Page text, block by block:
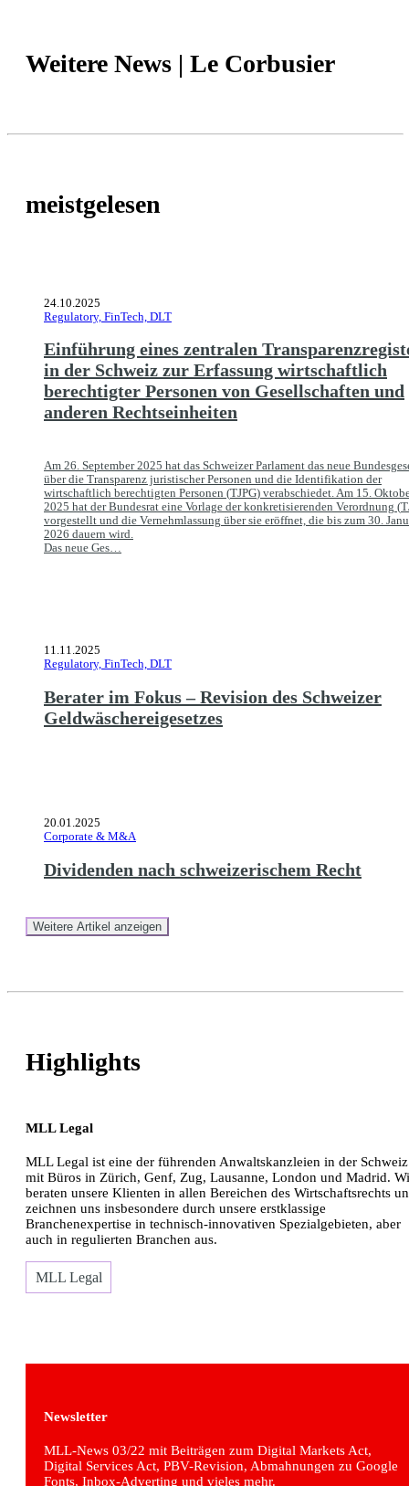
Weitere News | Le Corbusier
meistgelesen
24.10.2025
Regulatory, FinTech, DLT
Einführung eines zentralen
in der Schweiz zur Erfassung wirtschaftlich
berechtigter Personen von Gesellschaften und
anderen Rechtseinheiten
Am 26. September 2025 hat das Schweizer Parlament das neue
über die Transparenz juristischer Personen und die Identifikation der
wirtschaftlich berechtigten Personen (TJPG) verabschiedet. Am 15.
2025 hat der Bundesrat eine Vorlage der konkretisierenden Verordnung (
vorgestellt und die Vernehmlassung über sie eröffnet, die bis zum 30.
2026 dauern wird.
Das neue Ges…
11.11.2025
Regulatory, FinTech, DLT
Berater im Fokus – Revision des Schweizer
Geldwäschereigesetzes
20.01.2025
Corporate & M&A
Dividenden nach schweizerischem Recht
Weitere Artikel anzeigen
Highlights
MLL Legal
MLL Legal ist eine der führenden Anwaltskanzleien in der Schweiz
mit Büros in Zürich, Genf, Zug, Lausanne, London und Madrid.
beraten unsere Klienten in allen Bereichen des Wirtschaftsrechts
zeichnen uns insbesondere durch unsere erstklassige
Branchenexpertise in technisch-innovativen Spezialgebieten, aber
auch in regulierten Branchen aus.
MLL Legal
Newsletter
MLL-News 03/22 mit Beiträgen zum Digital Markets Act,
Digital Services Act, PBV-Revision, Abmahnungen zu Google
Fonts, Inbox-Adverting und vieles mehr.